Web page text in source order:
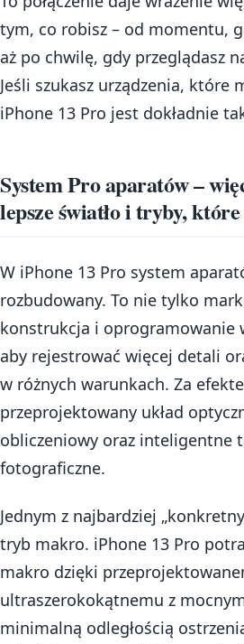
tym, co robisz – od momentu,
aż po chwilę, gdy przeglądasz
Jeśli szukasz urządzenia, które
iPhone 13 Pro jest dokładnie
System Pro aparatów –
lepsze światło i tryby,
W iPhone 13 Pro system
rozbudowany. To nie tylko
konstrukcja i oprogramowanie
aby rejestrować więcej detali
w różnych warunkach. Za
przeprojektowany układ
obliczeniowy oraz inteligentne
fotograficzne.
Jednym z najbardziej
tryb makro. iPhone 13 Pro
makro dzięki
ultraszerokokątnemu z
minimalną odległością